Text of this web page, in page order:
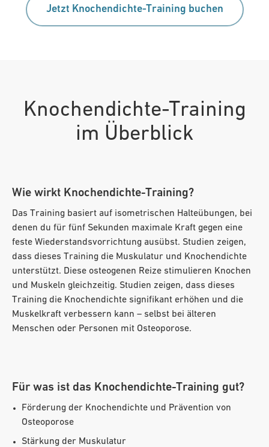
Jetzt Knochendichte-Training buchen
Knochendichte-Training
im Überblick
Wie wirkt Knochendichte-Training?
Das Training basiert auf isometrischen Halteübungen, bei
denen du für fünf Sekunden maximale Kraft gegen eine
feste Wiederstandsvorrichtung ausübst. Studien zeigen,
dass dieses Training die Muskulatur und Knochendichte
unterstützt. Diese osteogenen Reize stimulieren Knochen
und Muskeln gleichzeitig. Studien zeigen, dass dieses
Training die Knochendichte signifikant erhöhen und die
Muskelkraft verbessern kann – selbst bei älteren
Menschen oder Personen mit Osteoporose.
Für was ist das Knochendichte-Training gut?
Förderung der Knochendichte und Prävention von
Osteoporose
Stärkung der Muskulatur